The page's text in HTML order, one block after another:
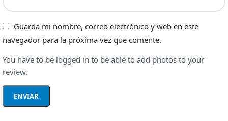
Guarda mi nombre, correo electrónico y web en este
navegador para la próxima vez que comente.
You have to be logged in to be able to add photos to your
review.